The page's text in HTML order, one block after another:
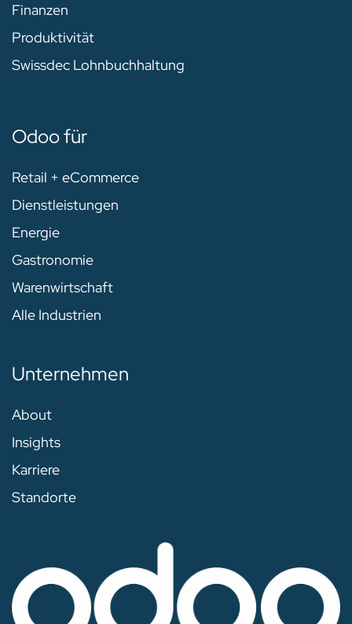
Finanzen
Produktivität
Swissdec Lohnbuchhaltung
Odoo für
Retail + eCommerce
Dienstleistungen
Energie
Gastronomie
Warenwirtschaft
Alle Industrien
Unternehmen
About
Insights
Karriere
Standorte